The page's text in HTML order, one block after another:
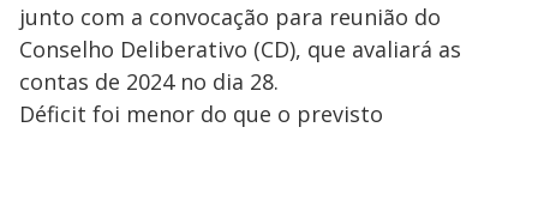
junto com a convocação para reunião do
Conselho Deliberativo (CD), que avaliará as
contas de 2024 no dia 28.
Déficit foi menor do que o previsto